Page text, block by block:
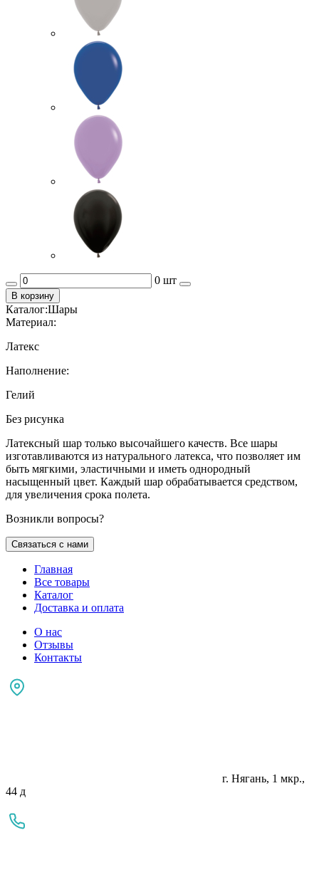
0 шт
В корзину
Каталог:Шары
Материал:
Латекс
Наполнение:
Гелий
Без рисунка
Латексный шар только высочайшего качеств. Все шары
изготавливаются из натурального латекса, что позволяет им
быть мягкими, эластичными и иметь однородный
насыщенный цвет. Каждый шар обрабатывается средством,
для увеличения срока полета.
Возникли вопросы?
Связаться с нами
Главная
Все товары
Каталог
Доставка и оплата
О нас
Отзывы
Контакты
г. Нягань, 1 мкр.,
44 д